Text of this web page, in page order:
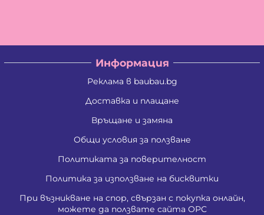
Информация
Реклама в baubau.bg
Доставка и плащане
Връщане и замяна
Общи условия за ползване
Политиката за поверителност
Политика за използване на бисквитки
При възникване на спор, свързан с покупка онлайн,
можете да ползвате сайта ОРС